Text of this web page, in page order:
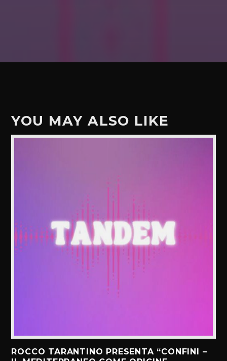
YOU MAY ALSO LIKE
ROCCO TARANTINO PRESENTA “CONFINI –